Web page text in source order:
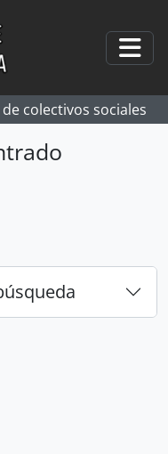
colectivos sociales